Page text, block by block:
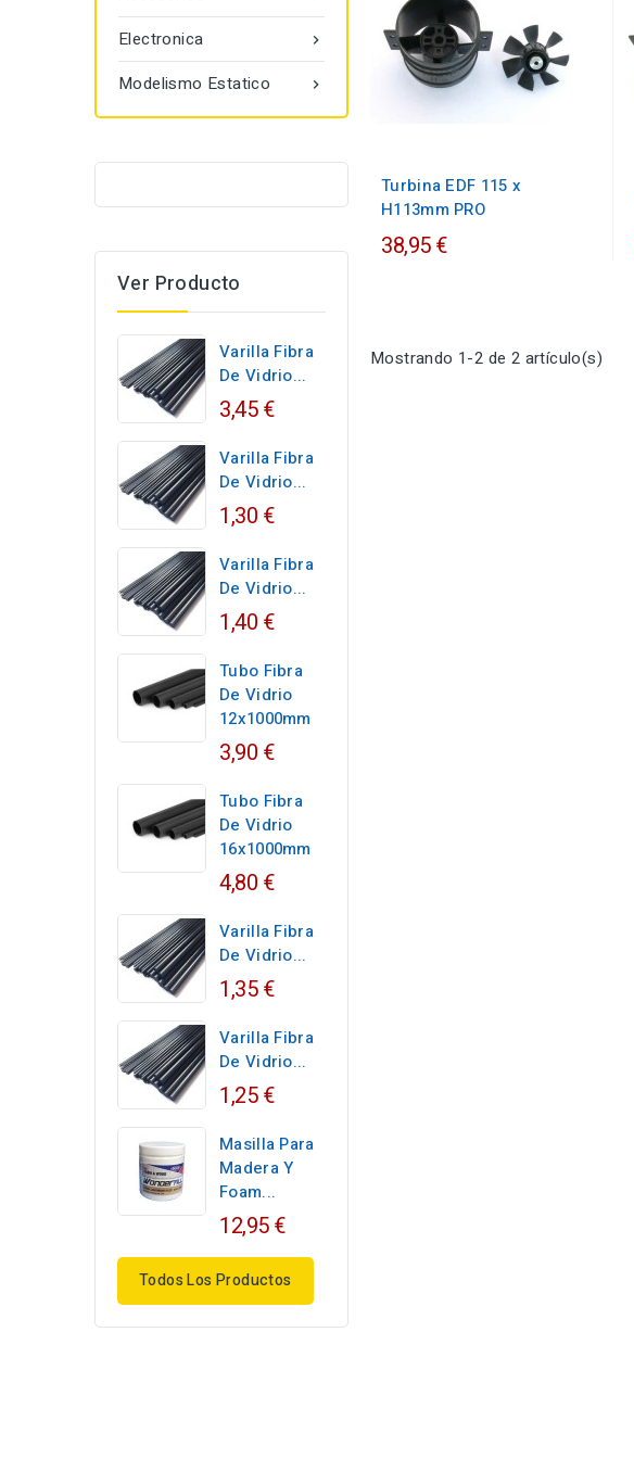

Electronica

Modelismo Estatico
Ver Producto
Varilla Fibra
De Vidrio...
3,45 €
Varilla Fibra
De Vidrio...
1,30 €
Varilla Fibra
De Vidrio...
1,40 €
Tubo Fibra
De Vidrio
12x1000mm
3,90 €
Tubo Fibra
De Vidrio
16x1000mm
4,80 €
Varilla Fibra
De Vidrio...
1,35 €
Varilla Fibra
De Vidrio...
1,25 €
Masilla Para
Madera Y
Foam...
12,95 €
Todos Los Productos
Turbina EDF 115 x
H113mm PRO
38,95 €
Mostrando 1-2 de 2 artículo(s)